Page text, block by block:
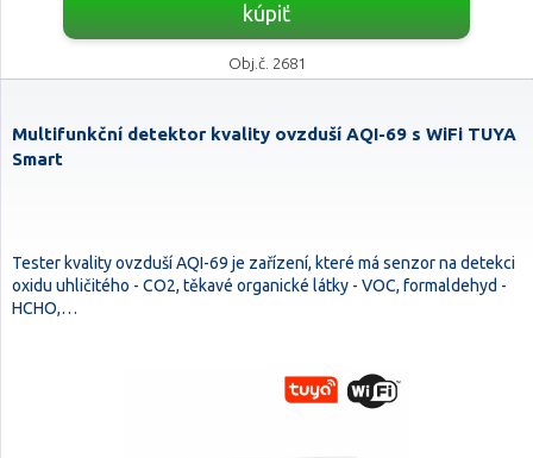
kúpiť
Obj.č. 2681
Multifunkční detektor kvality ovzduší AQI-69 s WiFi TUYA
Smart
Tester kvality ovzduší AQI-69 je zařízení, které má senzor na detekci
oxidu uhličitého - CO2, těkavé organické látky - VOC, formaldehyd -
HCHO,…